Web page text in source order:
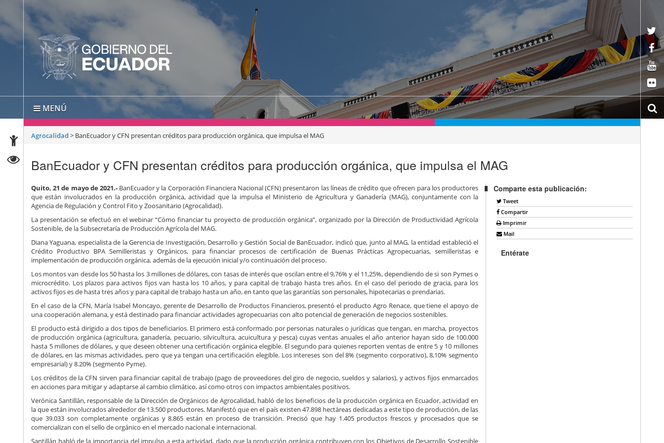
MENÚ
Agrocalidad > BanEcuador y CFN presentan créditos para producción orgánica, que impulsa el MAG
BanEcuador y CFN presentan créditos para producción orgánica, que impulsa el MAG
Quito, 21 de mayo de 2021.-BanEcuador y la Corporación Financiera Nacional (CFN) presentaron las líneas de crédito que ofrecen para los productores
que están involucrados en la producción orgánica, actividad que la impulsa el Ministerio de Agricultura y Ganadería (MAG), conjuntamente con la
Agencia de Regulación y Control Fito y Zoosanitario (Agrocalidad).
La presentación se efectuó en el webinar “Cómo financiar tu proyecto de producción orgánica”, organizado por la Dirección de Productividad Agrícola
Sostenible, de la Subsecretaría de Producción Agrícola del MAG.
Diana Yaguana, especialista de la Gerencia de Investigación, Desarrollo y Gestión Social de BanEcuador, indicó que, junto al MAG, la entidad estableció el
Crédito Productivo BPA Semilleristas y Orgánicos, para financiar procesos de certificación de Buenas Prácticas Agropecuarias, semilleristas e
implementación de producción orgánica, además de la ejecución inicial y/o continuación del proceso.
Los montos van desde los 50 hasta los 3 millones de dólares, con tasas de interés que oscilan entre el 9,76% y el 11,25%, dependiendo de si son Pymes o
microcrédito. Los plazos para activos fijos van hasta los 10 años, y para capital de trabajo hasta tres años. En el caso del periodo de gracia, para los
activos fijos es de hasta tres años y para capital de trabajo hasta un año, en tanto que las garantías son personales, hipotecarias o prendarias.
En el caso de la CFN, María Isabel Moncayo, gerente de Desarrollo de Productos Financieros, presentó el producto Agro Renace, que tiene el apoyo de
una cooperación alemana, y está destinado para financiar actividades agropecuarias con alto potencial de generación de negocios sostenibles.
El producto está dirigido a dos tipos de beneficiarios. El primero está conformado por personas naturales o jurídicas que tengan, en marcha, proyectos
de producción orgánica (agricultura, ganadería, pecuario, silvicultura, acuicultura y pesca) cuyas ventas anuales el año anterior hayan sido de 100.000
hasta 5 millones de dólares, y que deseen obtener una certificación orgánica elegible. El segundo para quienes reporten ventas de entre 5 y 10 millones
de dólares, en las mismas actividades, pero que ya tengan una certificación elegible. Los intereses son del 8% (segmento corporativo), 8,10% segmento
empresarial) y 8.20% (segmento Pyme).
Los créditos de la CFN sirven para financiar capital de trabajo (pago de proveedores del giro de negocio, sueldos y salarios), y activos fijos enmarcados
en acciones para mitigar y adaptarse al cambio climático, así como otros con impactos ambientales positivos.
Verónica Santillán, responsable de la Dirección de Orgánicos de Agrocalidad, habló de los beneficios de la producción orgánica en Ecuador, actividad en
la que están involucrados alrededor de 13.500 productores. Manifestó que en el país existen 47.898 hectáreas dedicadas a este tipo de producción, de las
que 39.033 son completamente orgánicas y 8.865 están en proceso de transición. Precisó que hay 1.405 productos frescos y procesados que se
comercializan con el sello de orgánico en el mercado nacional e internacional.
Santillán habló de la importancia del impulso a esta actividad, dado que la producción orgánica contribuyen con los Objetivos de Desarrollo Sostenible
Comparte esta publicación:
Tweet
Compartir
Imprimir
Mail
Entérate